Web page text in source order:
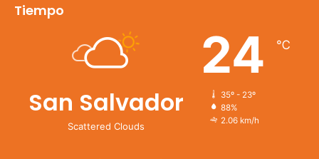
Tiempo
San Salvador
Scattered Clouds
24 ℃
35º - 23º
88%
2.06 km/h